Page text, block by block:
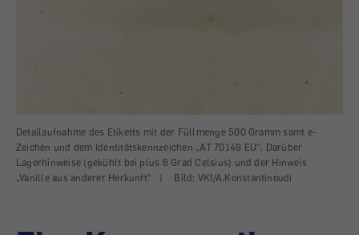
Detailaufnahme des Etiketts mit der Füllmenge 500 Gramm samt e-
Zeichen und dem Identitätskennzeichen „AT 70149 EU". Darüber
Lagerhinweise (gekühlt bei plus 6 Grad Celsius) und der Hinweis
„Vanille aus anderer Herkunft"
| Bild: VKI/A.Konstantinoudi